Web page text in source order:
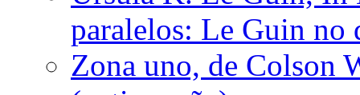
paralelos: Le Guin no
Zona uno, de Colson